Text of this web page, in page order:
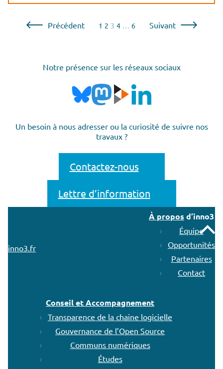
Pagination
publications
Précédent 1 2 3 4 … 6 Suivant
Notre présence sur les réseaux sociaux
Un besoin à nous adresser ou la curiosité de suivre nos
travaux ?
Contactez-nous
Lettre d’information
inno3.fr
À propos d’inno3
Équipe
Opportunités
Partenaires
Contact
Conseil et Accompagnement
Transparence de la chaine logicielle
Gouvernance de l’Open Source
Communs numériques
Études
Remonter